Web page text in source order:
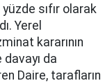
sıfır olarak
Yerel
kararının
da
Daire, tarafların